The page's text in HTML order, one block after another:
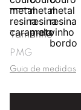
Tamanho
PMG
Guia de medidas